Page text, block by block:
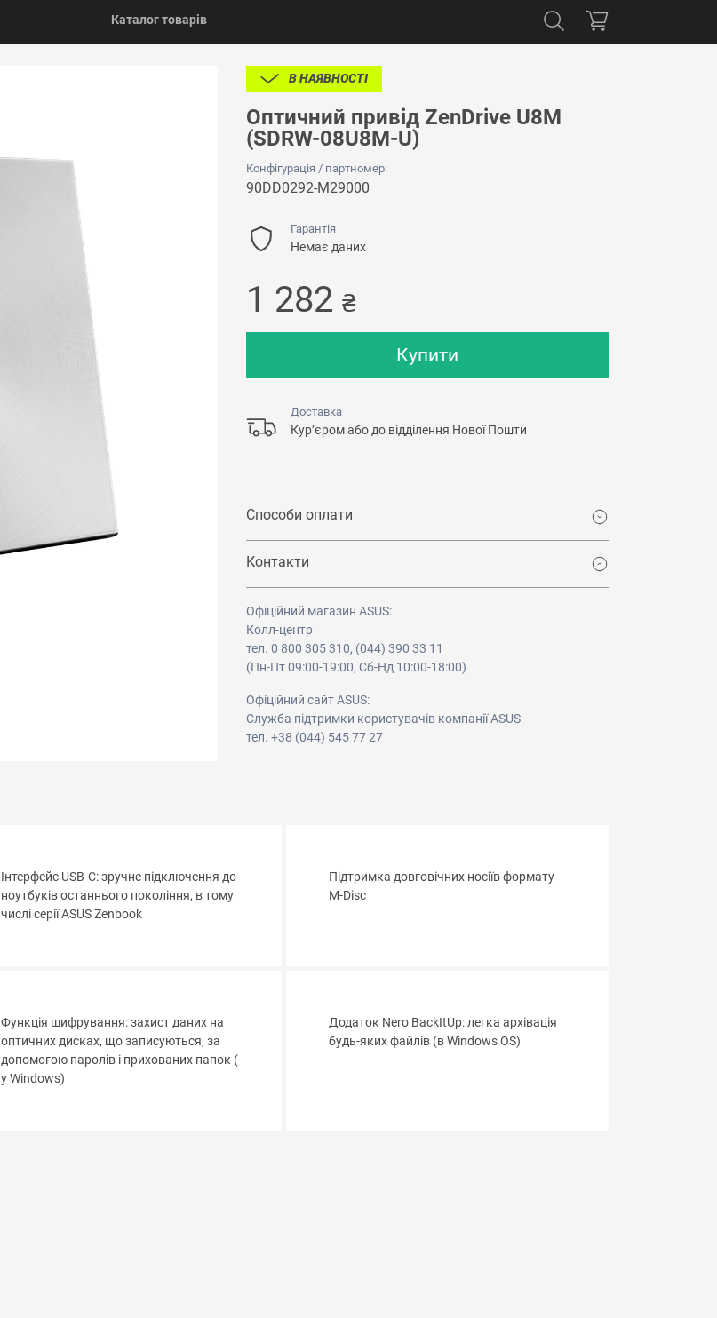
Каталог товарів
В НАЯВНОСТІ
Оптичний привід ZenDrive U8M
(SDRW-08U8M-U)
Конфігурація / партномер:
90DD0292-M29000
Гарантія
Немає даних
1 282 ₴
Купити
Доставка
Кур’єром або до відділення Нової Пошти
Способи оплати
Контакти
Офіційний магазин ASUS:
Колл-центр
тел. 0 800 305 310, (044) 390 33 11
(Пн-Пт 09:00-19:00, Сб-Нд 10:00-18:00)
Офіційний сайт ASUS:
Служба підтримки користувачів компанії ASUS
тел. +38 (044) 545 77 27
Інтерфейс USB-C: зручне підключення до
ноутбуків останнього покоління, в тому
числі серії ASUS Zenbook
Підтримка довговічних носіїв формату
M-Disc
Функція шифрування: захист даних на
оптичних дисках, що записуються, за
допомогою паролів і прихованих папок (
у Windows)
Додаток Nero BackItUp: легка архівація
будь-яких файлів (в Windows OS)